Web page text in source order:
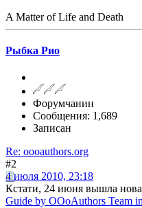
A Matter of Life and Death
Рыбка Рио
Форумчанин
Сообщения: 1,689
Записан
Re: oooauthors.org
#2
4 июля 2010, 23:18
Кстати, 24 июня вышла
Guide by OOoAuthors Team